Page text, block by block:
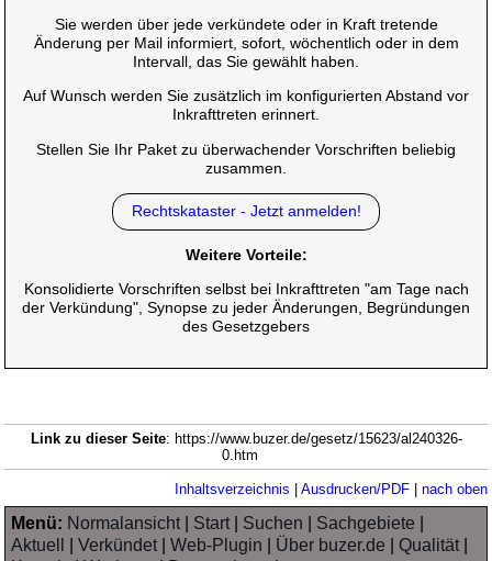
Sie werden über jede verkündete oder in Kraft tretende
Änderung per Mail informiert, sofort, wöchentlich oder in dem
Intervall, das Sie gewählt haben.
Auf Wunsch werden Sie zusätzlich im konfigurierten Abstand vor
Inkrafttreten erinnert.
Stellen Sie Ihr Paket zu überwachender Vorschriften beliebig
zusammen.
Rechtskataster - Jetzt anmelden!
Weitere Vorteile:
Konsolidierte Vorschriften selbst bei Inkrafttreten "am Tage nach
der Verkündung", Synopse zu jeder Änderungen, Begründungen
des Gesetzgebers
Link zu dieser Seite: https://www.buzer.de/gesetz/15623/al240326-
0.htm
Inhaltsverzeichnis Ausdrucken/PDF| nach oben
Menü: Normalansicht| Start| Suchen Sachgebiete
Aktuell
|Verkündet|Web-Plugin Über buzer.de |Qualität|